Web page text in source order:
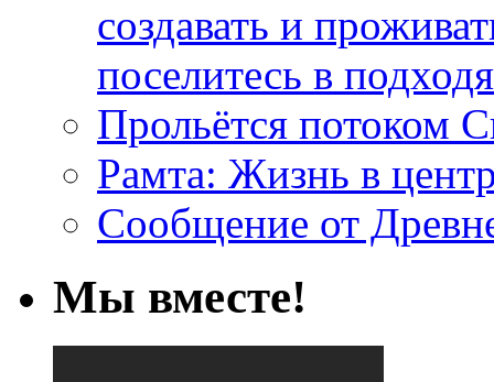
создавать и
поселитесь в
Прольётся потоком
Рамта: Жизнь в
Сообщение от
Мы вместе!